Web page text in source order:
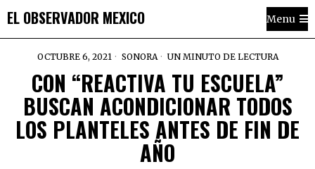
EL OBSERVADOR MEXICO Menu
OCTUBRE 6, 2021 SONORA UN MINUTO DE LECTURA
CON “REACTIVA TU ESCUELA”
BUSCAN ACONDICIONAR TODOS
LOS PLANTELES ANTES DE FIN DE
AÑO